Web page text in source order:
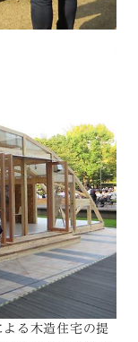
る木造住宅の提